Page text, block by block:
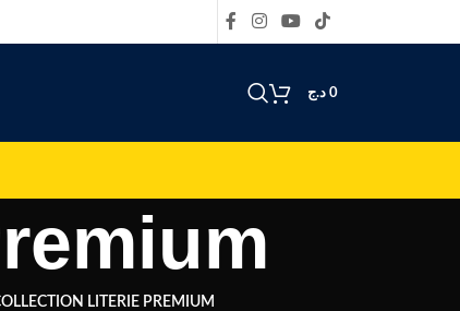
0 د.ج
LITERIE PREMIUM